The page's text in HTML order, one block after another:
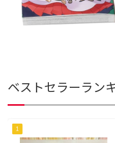
ベストセラーラン